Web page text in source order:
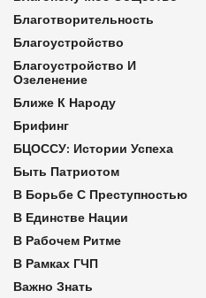
Благотворительность
Благоустройство
Благоустройство И
Озеленение
Ближе К Народу
Брифинг
БЦОССУ: Истории Успеха
Быть Патриотом
В Борьбе С Преступностью
В Единстве Нации
В Рабочем Ритме
В Рамках ГЧП
Важно Знать